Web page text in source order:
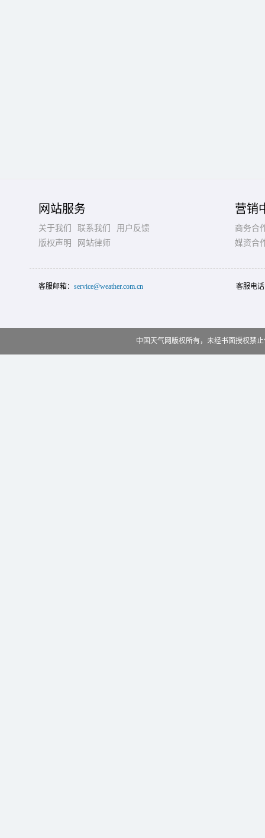
网站服务
关于我们 联系我们
用户反馈
版权声明
网站律师
营销
商务合
媒资合
客服邮箱： service@weather.com.cn 客服电
中国天气网版权所有，未经书面授权